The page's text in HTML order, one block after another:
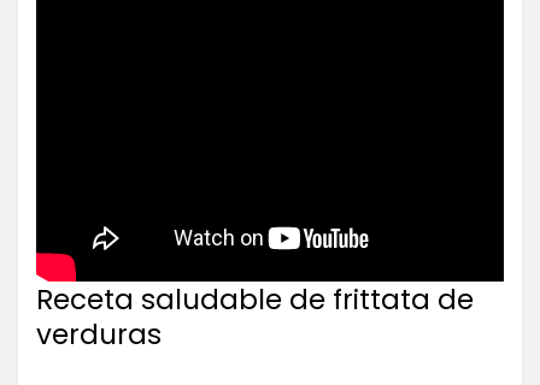
Receta saludable de frittata de
verduras